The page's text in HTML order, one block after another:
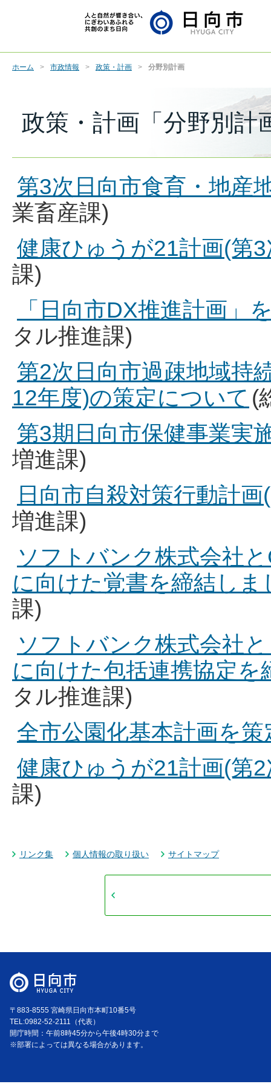
ホーム 市政情報 政策・計画 分野別計画
政策・計画「分野別計
第3次日向市食育・地産
業畜産課)
健康ひゅうが21計画(第
課)
「日向市DX推進計画」
タル推進課)
第2次日向市過疎地域持
12年度)の策定について (
第3期日向市保健事業実
増進課)
日向市自殺対策行動計
増進課)
ソフトバンク株式会社
に向けた覚書を締結しま
課)
ソフトバンク株式会社
に向けた包括連携協定を
タル推進課)
全市公園化基本計画を
健康ひゅうが21計画(第
課)
リンク集 個人情報の取り扱い サイトマップ
〒883-8555 宮崎県日向市本町10番5号
TEL:0982-52-2111（代表）
開庁時間：午前8時45分から午後4時30分まで
※部署によっては異なる場合があります。